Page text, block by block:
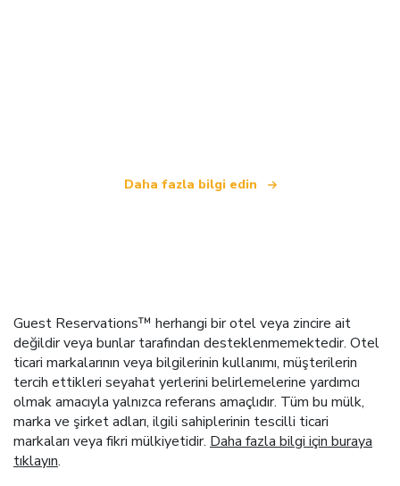
Daha fazla bilgi edin
Guest Reservations™ herhangi bir otel veya zincire ait
değildir veya bunlar tarafından desteklenmemektedir. Otel
ticari markalarının veya bilgilerinin kullanımı, müşterilerin
tercih ettikleri seyahat yerlerini belirlemelerine yardımcı
olmak amacıyla yalnızca referans amaçlıdır. Tüm bu mülk,
marka ve şirket adları, ilgili sahiplerinin tescilli ticari
markaları veya fikri mülkiyetidir. Daha fazla bilgi için buraya
tıklayın.